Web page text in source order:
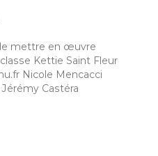
mettre en œuvre
Kettie Saint Fleur
Nicole Mencacci
Castéra